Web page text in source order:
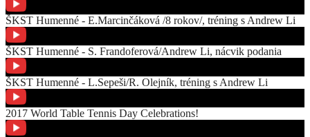
ŠKST Humenné - E.Marcinčáková /8 rokov/, tréning s Andrew Li
ŠKST Humenné - S. Frandoferová/Andrew Li, nácvik podania
ŠKST Humenné - L.Sepeši/R. Olejník, tréning s Andrew Li
2017 World Table Tennis Day Celebrations!